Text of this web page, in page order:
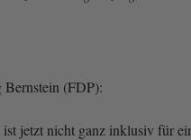
Bernstein (FDP):
ist jetzt nicht ganz inklusiv für